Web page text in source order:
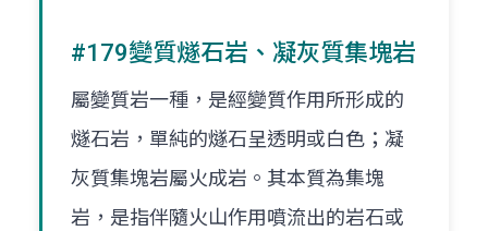
#179變質燧石岩、凝灰質集塊岩
屬變質岩一種，是經變質作用所形成的
燧石岩，單純的燧石呈透明或白色；凝
灰質集塊岩屬火成岩。其本質為集塊
岩，是指伴隨火山作用噴流出的岩石或